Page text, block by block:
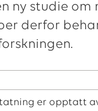
ny studie
derfor
er opptatt